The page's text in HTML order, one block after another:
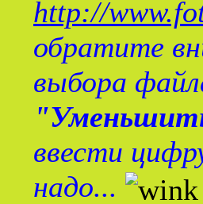
http://
обратите
выбора
ввести
надо...